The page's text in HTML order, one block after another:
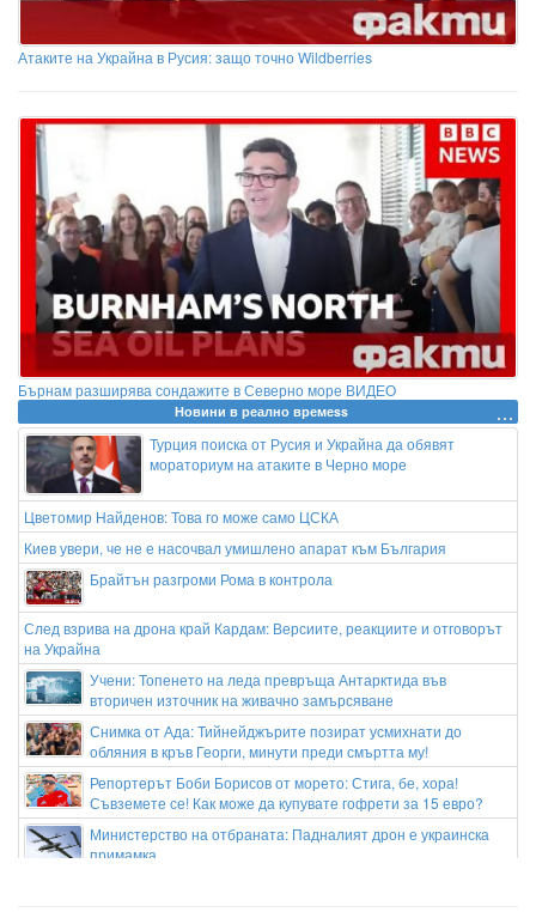
Атаките на Украйна в Русия: защо точно Wildberries
Бърнам разширява сондажите в Северно море ВИДЕО
Новини в реално времеss
Турция поиска от Русия и Украйна да обявят
мораториум на атаките в Черно море
Цветомир Найденов: Това го може само ЦСКА
Киев увери, че не е насочвал умишлено апарат към България
Брайтън разгроми Рома в контрола
След взрива на дрона край Кардам: Версиите, реакциите и отговорът
на Украйна
Учени: Топенето на леда превръща Антарктида във
вторичен източник на живачно замърсяване
Снимка от Ада: Тийнейджърите позират усмихнати до
обляния в кръв Георги, минути преди смъртта му!
Репортерът Боби Борисов от морето: Стига, бе, хора!
Съвземете се! Как може да купувате гофрети за 15 евро?
Министерство на отбраната: Падналият дрон е украинска
примамка